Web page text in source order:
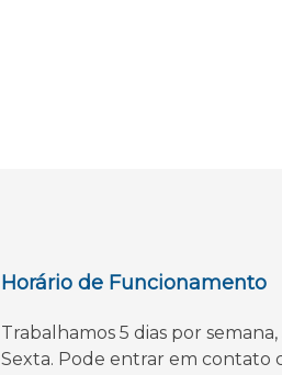
Horário de Funcionamento
Trabalhamos 5 dias por
Sexta. Pode entrar em contato